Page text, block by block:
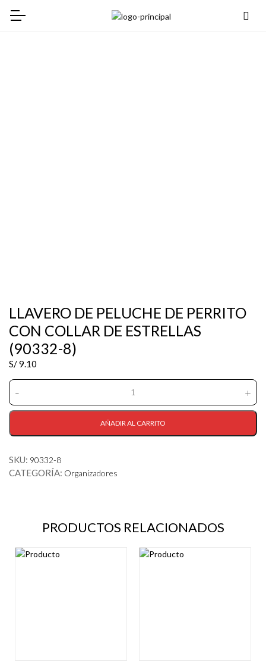
LLAVERO DE PELUCHE DE PERRITO
CON COLLAR DE ESTRELLAS
(90332-8)
S/9.10
-
DE
DE
CON
COLLAR
+
AÑADIR AL CARRITO
SKU: 90332-8
CATEGORÍA: Organizadores
PRODUCTOS RELACIONADOS